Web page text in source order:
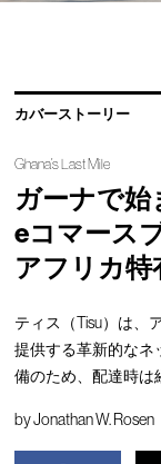
カバーストーリー
Ghana’s Last Mile
ガーナで始
eコマース
アフリカ特
ティス（Tisu）は、
提供する革新的なネ
備のため、配達時は
byJonathan W. Rosen